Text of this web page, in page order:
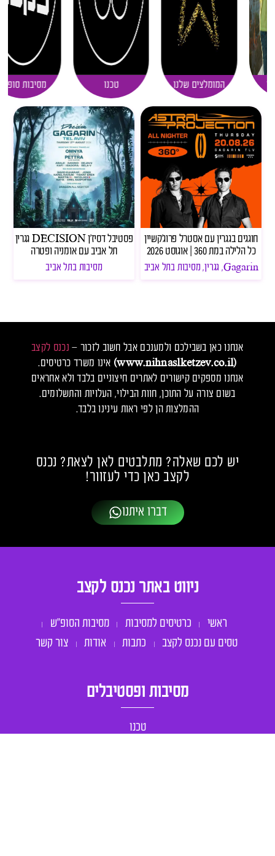
המומלצים שלנו טכנו מסיבות סופ"ש
חוגגים בגגרין עם אסטרל פרוג׳קשיין
כל הלילה במת 360 | אוגוסט 2026
Gagarin
, גגרין, מסיבות בתל אביב
פסטיבל דסיז'ן DECISION גגרין
תל אביב עם אומניה ופטרה
מסיבות בתל אביב
אנחנו כאן בשבילכם ולמענכם אבל חשוב לזכור – נכנס לקצב
(www.nihnaslketzev.co.il)
אינו משרד כרטיסים.
אנחנו מספקים קישורים לאתרים חיצוניים בלבד ולא אחראים
בשום צורה על התוכן, חוות הבילוי, העלויות והתשלומים.
ההמלצות הן לפי ראות עינינו בלבד.
יש לכם שאלה? מתלבטים לאן לצאת? נכנס
לקצב כאן כדי לעזוור!
דברו איתנו
מסיבות ופסטיבלים
טכנו
ניווט באתר נכנס לקצב
ראשי כרטיסים למסיבות
מסיבות הסופ״ש
טסים עם נכנס לקצב
כתבות אודות צור קשר